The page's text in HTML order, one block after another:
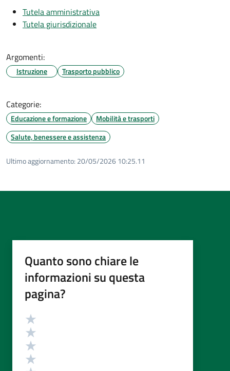
Tutela amministrativa
Tutela giurisdizionale
Argomenti:
Istruzione Trasporto pubblico
Categorie:
Educazione e formazione
Mobilità e trasporti
Salute, benessere e assistenza
Ultimo aggiornamento: 20/05/2026 10:25.11
Quanto sono chiare le
informazioni su questa
pagina?
Valutazione